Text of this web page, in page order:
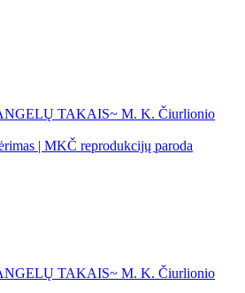
TAKAIS~ M. K. Čiurlionio
| MKČ reprodukcijų paroda
TAKAIS~ M. K. Čiurlionio